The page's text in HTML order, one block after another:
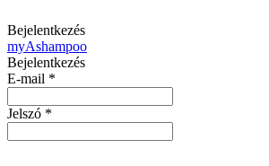
Bejelentkezés
myAshampoo
Bejelentkezés
E-mail *
Jelszó *